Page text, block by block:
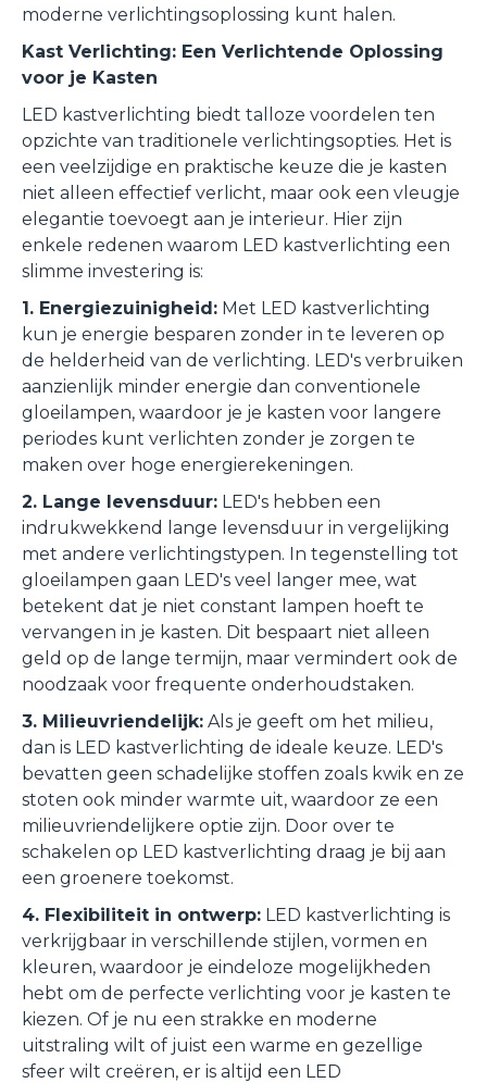
moderne verlichtingsoplossing kunt halen.
Kast Verlichting: Een Verlichtende Oplossing
voor je Kasten
LED kastverlichting biedt talloze voordelen ten
opzichte van traditionele verlichtingsopties. Het is
een veelzijdige en praktische keuze die je kasten
niet alleen effectief verlicht, maar ook een vleugje
elegantie toevoegt aan je interieur. Hier zijn
enkele redenen waarom LED kastverlichting een
slimme investering is:
1. Energiezuinigheid: Met LED kastverlichting
kun je energie besparen zonder in te leveren op
de helderheid van de verlichting. LED's verbruiken
aanzienlijk minder energie dan conventionele
gloeilampen, waardoor je je kasten voor langere
periodes kunt verlichten zonder je zorgen te
maken over hoge energierekeningen.
2. Lange levensduur: LED's hebben een
indrukwekkend lange levensduur in vergelijking
met andere verlichtingstypen. In tegenstelling tot
gloeilampen gaan LED's veel langer mee, wat
betekent dat je niet constant lampen hoeft te
vervangen in je kasten. Dit bespaart niet alleen
geld op de lange termijn, maar vermindert ook de
noodzaak voor frequente onderhoudstaken.
3. Milieuvriendelijk: Als je geeft om het milieu,
dan is LED kastverlichting de ideale keuze. LED's
bevatten geen schadelijke stoffen zoals kwik en ze
stoten ook minder warmte uit, waardoor ze een
milieuvriendelijkere optie zijn. Door over te
schakelen op LED kastverlichting draag je bij aan
een groenere toekomst.
4. Flexibiliteit in ontwerp: LED kastverlichting is
verkrijgbaar in verschillende stijlen, vormen en
kleuren, waardoor je eindeloze mogelijkheden
hebt om de perfecte verlichting voor je kasten te
kiezen. Of je nu een strakke en moderne
uitstraling wilt of juist een warme en gezellige
sfeer wilt creëren, er is altijd een LED